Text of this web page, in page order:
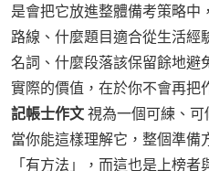
是會把它放進整體備考策略
路線、什麼題目適合從生活經
名詞、什麼段落該保留餘地避
實際的價值，在於你不會再把
記帳士作文視為一個可練、可
當你能這樣理解它，整個準備
「有方法」，而這也是上榜